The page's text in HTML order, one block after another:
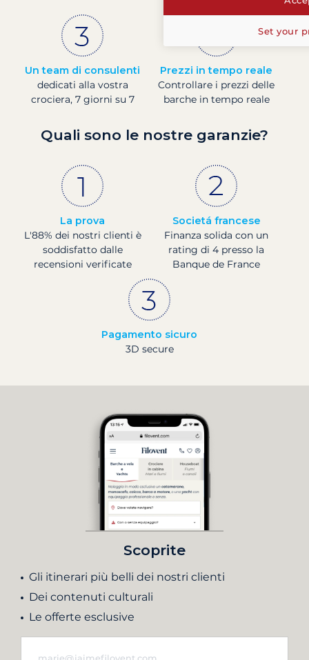
Un team di consulenti
dedicati alla vostra
crociera, 7 giorni su 7
Prezzi in tempo reale
Controllare i prezzi delle
barche in tempo reale
Quali sono le nostre garanzie?
La prova
L'88% dei nostri clienti è
soddisfatto dalle
recensioni verificate
Societá francese
Finanza solida con un
rating di 4 presso la
Banque de France
Pagamento sicuro
3D secure
Scoprite
Gli itinerari più belli dei nostri clienti
Dei contenuti culturali
Le offerte esclusive
Set your